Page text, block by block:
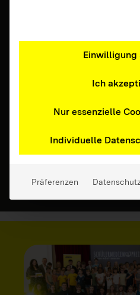
Jugendliche, Lehrkräfte,
Cem Özdemir
Ministerpräsident Cem
Zum Beitrag
Einwilligung
Ich
Nur essenzielle
Individuelle
Präferenzen